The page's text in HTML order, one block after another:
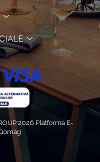
2026 Platforma E-